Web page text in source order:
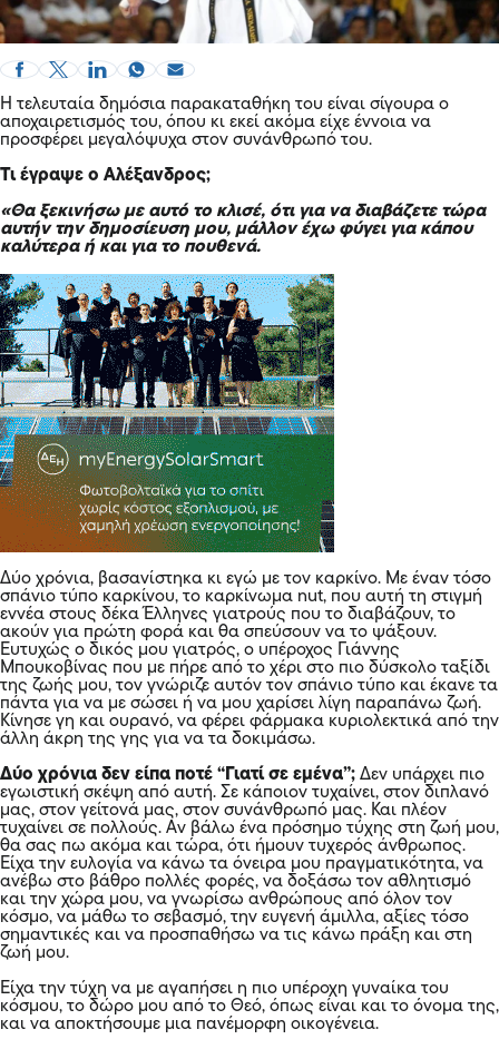
Η τελευταία δημόσια παρακαταθήκη του είναι σίγουρα ο
αποχαιρετισμός του, όπου κι εκεί ακόμα είχε έννοια να
προσφέρει μεγαλόψυχα στον συνάνθρωπό του.
Τι έγραψε ο Αλέξανδρος;
«Θα ξεκινήσω με αυτό το κλισέ, ότι για να διαβάζετε τώρα
αυτήν την δημοσίευση μου, μάλλον έχω φύγει για κάπου
καλύτερα ή και για το πουθενά.
Δύο χρόνια, βασανίστηκα κι εγώ με τον καρκίνο. Με έναν τόσο
σπάνιο τύπο καρκίνου, το καρκίνωμα nut, που αυτή τη στιγμή
εννέα στους δέκα Έλληνες γιατρούς που το διαβάζουν, το
ακούν για πρώτη φορά και θα σπεύσουν να το ψάξουν.
Ευτυχώς ο δικός μου γιατρός, ο υπέροχος Γιάννης
Μπουκοβίνας που με πήρε από το χέρι στο πιο δύσκολο ταξίδι
της ζωής μου, τον γνώριζε αυτόν τον σπάνιο τύπο και έκανε τα
πάντα για να με σώσει ή να μου χαρίσει λίγη παραπάνω ζωή.
Κίνησε γη και ουρανό, να φέρει φάρμακα κυριολεκτικά από την
άλλη άκρη της γης για να τα δοκιμάσω.
Δύο χρόνια δεν είπα ποτέ “Γιατί σε εμένα”; Δεν υπάρχει πιο
εγωιστική σκέψη από αυτή. Σε κάποιον τυχαίνει, στον διπλανό
μας, στον γείτονά μας, στον συνάνθρωπό μας. Και πλέον
τυχαίνει σε πολλούς. Αν βάλω ένα πρόσημο τύχης στη ζωή μου,
θα σας πω ακόμα και τώρα, ότι ήμουν τυχερός άνθρωπος.
Είχα την ευλογία να κάνω τα όνειρα μου πραγματικότητα, να
ανέβω στο βάθρο πολλές φορές, να δοξάσω τον αθλητισμό
και την χώρα μου, να γνωρίσω ανθρώπους από όλον τον
κόσμο, να μάθω το σεβασμό, την ευγενή άμιλλα, αξίες τόσο
σημαντικές και να προσπαθήσω να τις κάνω πράξη και στη
ζωή μου.
Είχα την τύχη να με αγαπήσει η πιο υπέροχη γυναίκα του
κόσμου, το δώρο μου από το Θεό, όπως είναι και το όνομα της,
και να αποκτήσουμε μια πανέμορφη οικογένεια.